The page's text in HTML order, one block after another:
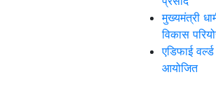
मुख्यमंत्री
विकास
एडिफाई
आयोजित